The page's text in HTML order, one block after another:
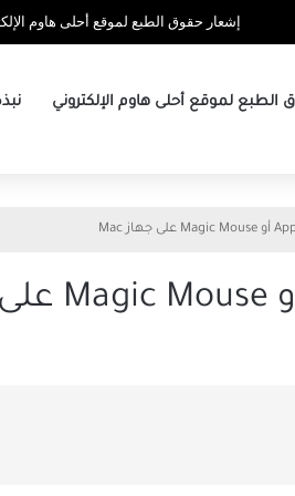
إشعار حقوق الطبع لموقع أحلى هاوم
الطبع لموقع أحلى هاوم الإلكتروني